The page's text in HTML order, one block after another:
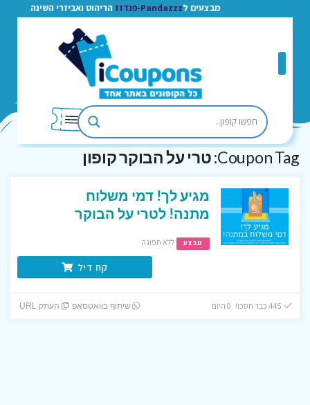
מבצעים לPandazzz-פנדזז הריהוט ואביזרי השינה
Coupon Tag: טרי על הבוקר קופון
מגיע לך! דמי משלוח
מתנה! לטרי על הבוקר
מבצע ללא תפוגה
קח דיל
שיתוף בוואטסאפ העתק URL